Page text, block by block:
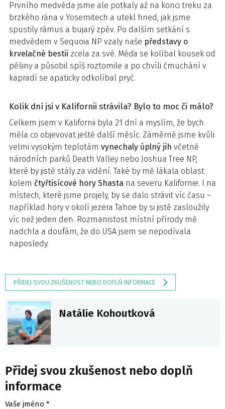
Prvního medvěda jsme ale potkaly až na konci treku za
brzkého rána v Yosemitech a utekl hned, jak jsme
spustily rámus a bujarý zpěv. Po dalším setkání s
medvědem v Sequoia NP vzaly naše představy o
krvelačné bestii zcela za své. Méďa se kolíbal kousek od
pěšiny a působil spíš roztomile a po chvíli čmuchání v
kapradí se apaticky odkolíbal pryč.
Kolik dní jsi v Kalifornii strávila? Bylo to moc či málo?
Celkem jsem v Kalifornii byla 21 dní a myslím, že bych
měla co objevovat ještě další měsíc. Záměrně jsme kvůli
velmi vysokým teplotám vynechaly úplný jih včetně
národních parků Death Valley nebo Joshua Tree NP,
které by jistě stály za vidění. Také by mě lákala oblast
kolem čtyřtisícové hory Shasta na severu Kalifornie. I na
místech, které jsme projely, by se dalo strávit víc času –
například hory v okolí jezera Tahoe by si jistě zasloužily
víc než jeden den. Rozmanistost místní přírody mě
nadchla a doufám, že do USA jsem se nepodívala
naposledy.
PŘIDEJ SVOU ZKUŠENOST NEBO DOPLŇ INFORMACE
Natálie Kohoutková
Přidej svou zkušenost nebo doplň
informace
Vaše jméno *